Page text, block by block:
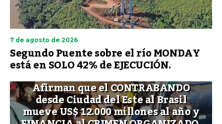
7 de agosto de 2026
Segundo Puente sobre el río MONDAY
está en SOLO 42% de EJECUCIÓN.
Afirman que el CONTRABANDO
desde Ciudad del Este al Brasil
mueve US$ 12.000 millones al año y